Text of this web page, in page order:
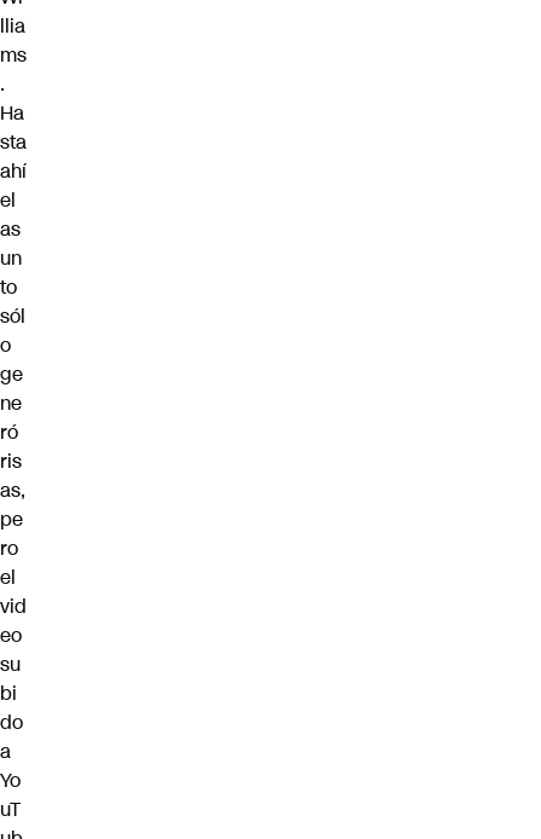
llia
ms
.
Ha
sta
ahí
el
as
un
to
sól
o
ge
ne
ró
ris
as,
pe
ro
el
vid
eo
su
bi
do
a
Yo
uT